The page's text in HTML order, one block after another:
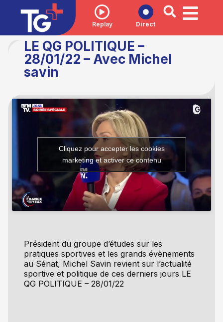
Replay Direct
LE QG POLITIQUE –
28/01/22 – Avec Michel
savin
Président du groupe d’études sur les
pratiques sportives et les grands évènements
au Sénat, Michel Savin revient sur l’actualité
sportive et politique de ces derniers jours LE
QG POLITIQUE – 28/01/22
Cliquez pour accepter les cookies
marketing et activer ce contenu